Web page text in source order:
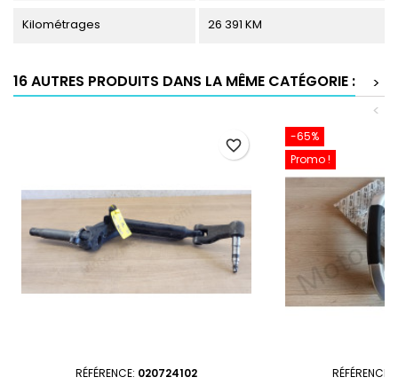
Kilométrages 26 391 KM
16 AUTRES PRODUITS DANS LA MÊME CATÉGORIE :
>
<
RÉFÉRENCE: 020724102
favorite_border
-65%
Promo !
RÉFÉRENCE: